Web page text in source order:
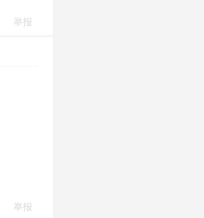
举报
举报